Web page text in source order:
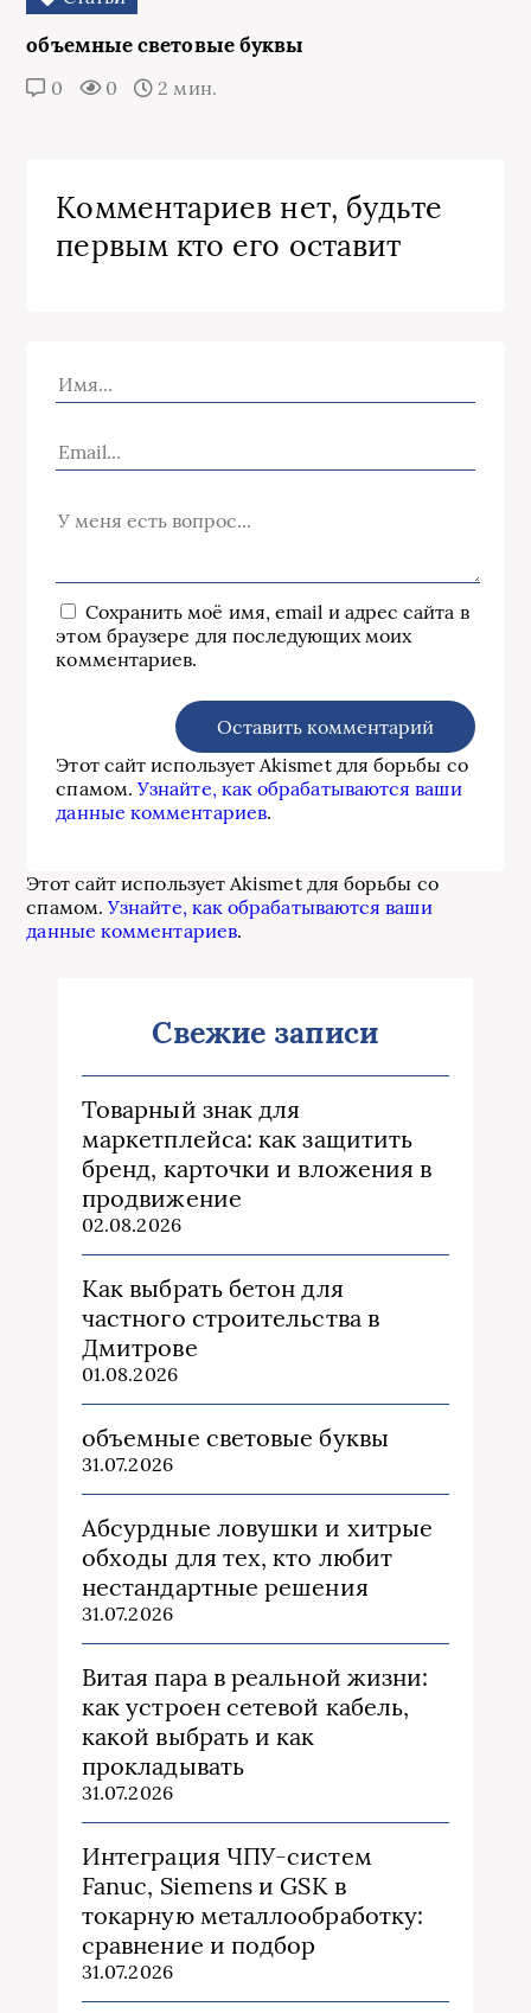
объемные световые буквы
0 0 2 мин.
Комментариев нет, будьте
первым кто его оставит
Сохранить моё имя, email и адрес сайта в
этом браузере для последующих моих
комментариев.
Этот сайт использует Akismet для борьбы со
спамом.Узнайте, как обрабатываются ваши
данные комментариев.
Этот сайт использует Akismet для борьбы со
спамом.Узнайте, как обрабатываются ваши
данные комментариев.
Свежие записи
Товарный знак для
маркетплейса: как защитить
бренд, карточки и вложения в
продвижение
02.08.2026
Как выбрать бетон для
частного строительства в
Дмитрове
01.08.2026
объемные световые буквы
31.07.2026
Абсурдные ловушки и хитрые
обходы для тех, кто любит
нестандартные решения
31.07.2026
Витая пара в реальной жизни:
как устроен сетевой кабель,
какой выбрать и как
прокладывать
31.07.2026
Интеграция ЧПУ-систем
Fanuc, Siemens и GSK в
токарную металлообработку:
сравнение и подбор
31.07.2026